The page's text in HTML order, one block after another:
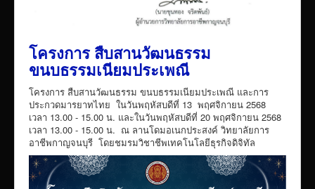
โครงการ สืบสานวัฒนธรรม
ขนบธรรมเนียมประเพณี
โครงการ สืบสานวัฒนธรรม ขนบธรรมเนียมประเพณี และการ
ประกวดมารยาทไทย ในวันพฤหัสบดีที่ 13 พฤศจิกายน 2568
เวลา 13.00 - 15.00 น. และในวันพฤหัสบดีที่ 20 พฤศจิกายน 2568
เวลา 13.00 - 15.00 น. ณ ลานโดมอเนกประสงค์ วิทยาลัยการ
อาชีพกาญจนบุรี โดยชมรมวิชาชีพเทคโนโลยีธุรกิจดิจิทัล